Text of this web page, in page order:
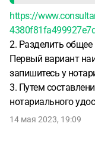
https://
2. Разделить
Первый вариант
запишитесь у
3. Путем
нотариального
14 мая 2023, 19:09